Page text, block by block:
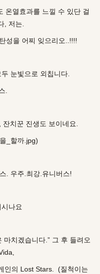
온열효과를 느낄 수 있단 걸
, 저는.
성을 어찌 잊으리오..!!!!
눈빛으로 외칩니다.
.
치꾼 진생도 보이네요.
_할까.jpg)
. 우주.최강.유니버스!
나요
치겠습니다.” 그 후 들려오
인의 Lost Stars. (질척이는